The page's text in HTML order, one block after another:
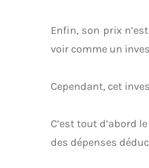
Enfin, son prix
voir comme un
Cependant, cet
C’est tout d’abord
des dépenses